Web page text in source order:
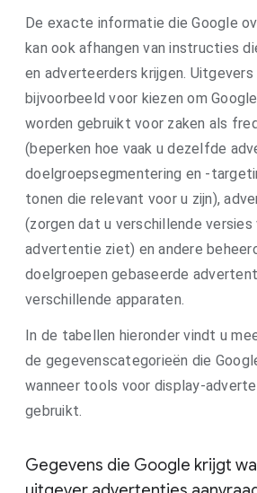
De exacte informatie die Google
kan ook afhangen van instructies
en adverteerders krijgen. Uitgevers
bijvoorbeeld voor kiezen om
worden gebruikt voor zaken als
(beperken hoe vaak u dezelfde
doelgroepsegmentering en -
tonen die relevant voor u zijn),
(zorgen dat u verschillende versies
advertentie ziet) en andere
doelgroepen gebaseerde
verschillende apparaten.
In de tabellen hieronder vindt u
de gegevenscategorieën die
wanneer tools voor display-
gebruikt.
Gegevens die Google krijgt